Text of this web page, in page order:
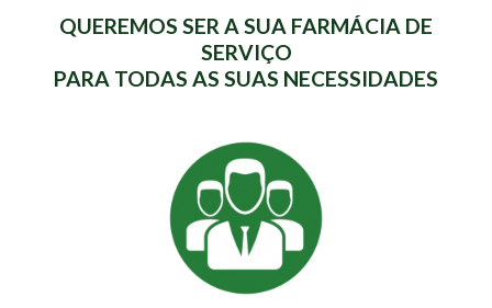
QUEREMOS SER A SUA FARMÁCIA DE
SERVIÇO
PARA TODAS AS SUAS NECESSIDADES